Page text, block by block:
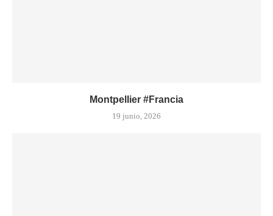
Montpellier #Francia
19 junio, 2026